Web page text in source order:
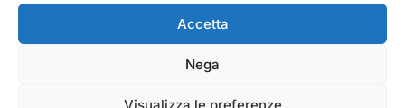
Accetta
Nega
Visualizza le preferenze
TRAKS
Dal 2014 musica indipendente ed emergente